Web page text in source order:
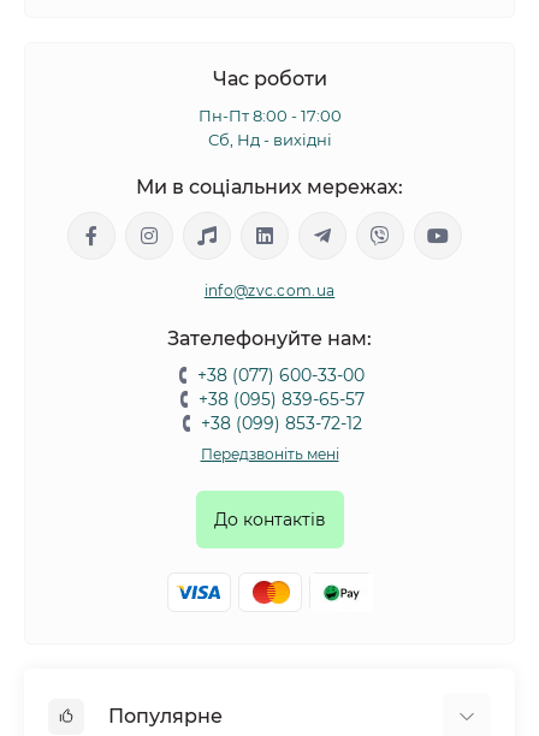
Час роботи
Пн-Пт 8:00 - 17:00
Сб, Нд - вихідні
Ми в соціальних мережах:
info@zvc.com.ua
Зателефонуйте нам:
+38 (077) 600-33-00
+38 (095) 839-65-57
+38 (099) 853-72-12
Передзвоніть мені
До контактів
Популярне